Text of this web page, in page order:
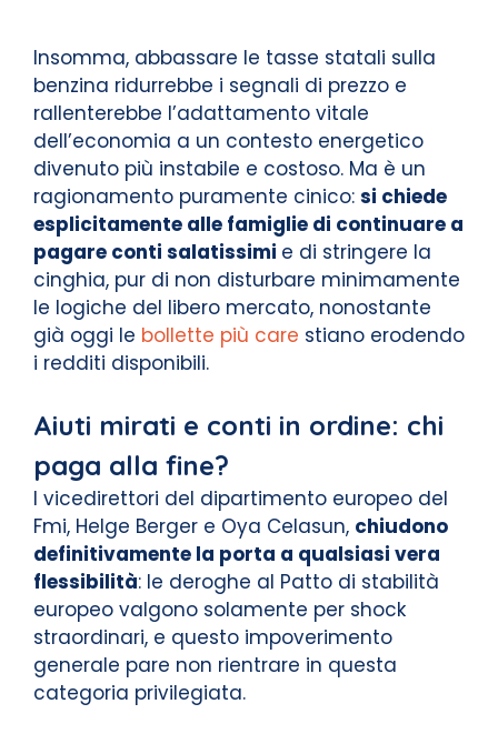
Insomma, abbassare le tasse statali sulla
benzina ridurrebbe i segnali di prezzo e
rallenterebbe l’adattamento vitale
dell’economia a un contesto energetico
divenuto più instabile e costoso. Ma è un
ragionamento puramente cinico: si chiede
esplicitamente alle famiglie di continuare a
pagare conti salatissimi e di stringere la
cinghia, pur di non disturbare minimamente
le logiche del libero mercato, nonostante
già oggi le bollette più care stiano erodendo
i redditi disponibili.
Aiuti mirati e conti in ordine: chi
paga alla fine?
I vicedirettori del dipartimento europeo del
Fmi, Helge Berger e Oya Celasun, chiudono
definitivamente la porta a qualsiasi vera
flessibilità: le deroghe al Patto di stabilità
europeo valgono solamente per shock
straordinari, e questo impoverimento
generale pare non rientrare in questa
categoria privilegiata.